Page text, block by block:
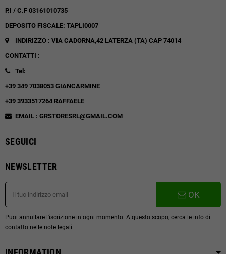
P.I / C.F 03161010735
DEPOSITO FISCALE: TAPLI0007
INDIRIZZO : VIA CADORNA,42 LATERZA (TA) CAP 74014
CONTATTI :
Tel:
+39 349 7038053 GIANCARMINE
+39 3933517264 RAFFAELE
EMAIL : GRSTORESRL@GMAIL.COM
SEGUICI
NEWSLETTER
OK
Puoi annullare l'iscrizione in ogni momento. A questo scopo, cerca le info di
contatto nelle note legali.